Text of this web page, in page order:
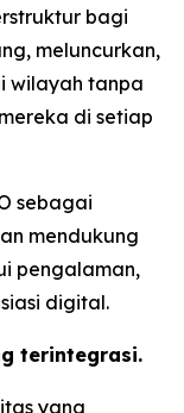
bagi
meluncurkan,
wilayah tanpa
di setiap
sebagai
mendukung
pengalaman,
digital.
terintegrasi.
yang